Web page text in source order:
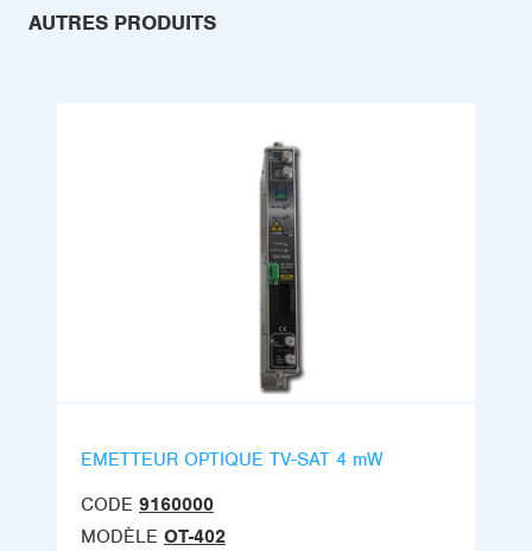
AUTRES PRODUITS
EMETTEUR OPTIQUE TV-SAT 4 mW
CODE 9160000
MODÈLE OT-402